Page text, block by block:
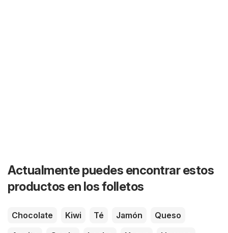
Actualmente puedes encontrar estos
productos en los folletos
Chocolate Kiwi Té Jamón
Queso